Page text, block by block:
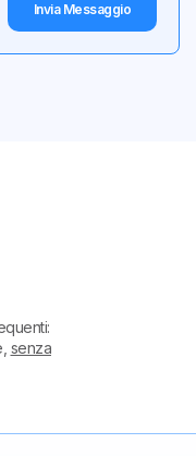
Invia Messaggio
senza